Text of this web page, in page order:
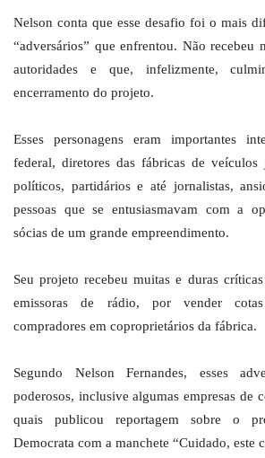
Nelson conta que esse desafio foi o mais
“adversários” que enfrentou. Não recebeu
autoridades e que, infelizmente,
encerramento do projeto.
Esses personagens eram importantes
federal, diretores das fábricas de veículos
políticos, partidários e até jornalistas,
pessoas que se entusiasmavam com a
sócias de um grande empreendimento.
Seu projeto recebeu muitas e duras
emissoras de rádio, por vender
compradores em coproprietários da fábrica.
Segundo Nelson Fernandes, esses
poderosos, inclusive algumas empresas de
quais publicou reportagem sobre o
Democrata com a manchete “Cuidado, este